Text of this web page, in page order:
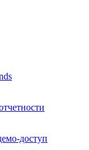
доступ